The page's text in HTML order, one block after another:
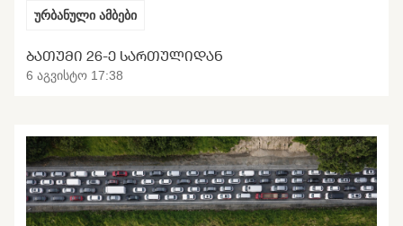
ურბანული ამბები
ᲑᲐᲗᲣᲛᲘ 26-Ე ᲡᲐᲠᲗᲣᲚᲘᲓᲐᲜ
6 აგვისტო 17:38